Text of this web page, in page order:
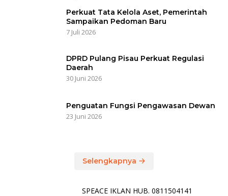
Perkuat Tata Kelola Aset, Pemerintah
Sampaikan Pedoman Baru
7 Juli 2026
DPRD Pulang Pisau Perkuat Regulasi
Daerah
30 Juni 2026
Penguatan Fungsi Pengawasan Dewan
23 Juni 2026
Selengkapnya
SPEACE IKLAN HUB. 0811504141